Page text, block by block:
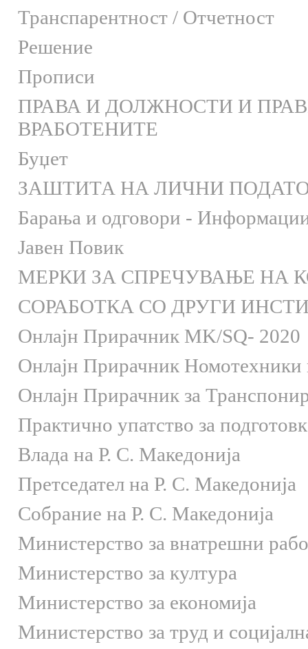
Транспарентност / Отчетност
Решение
Прописи
ПРАВА И ДОЛЖНОСТИ И
ВРАБОТЕНИТЕ
Буџет
ЗАШТИТА НА ЛИЧНИ
Барања и одговори - Информации
Јавен Повик
МЕРКИ ЗА СПРЕЧУВАЊЕ НА
СОРАБОТКА СО ДРУГИ
Онлaјн Прирачник MK/SQ- 2020
Онлаjн Прирачник Номотехники
Онлаjн Прирачник за
Практично упатство за
Влада на Р. С. Македонија
Претседател на Р. С. Македонија
Собрание на Р. С. Македонија
Министерство за внатрешни
Министерство за култура
Министерство за економија
Министерство за труд и